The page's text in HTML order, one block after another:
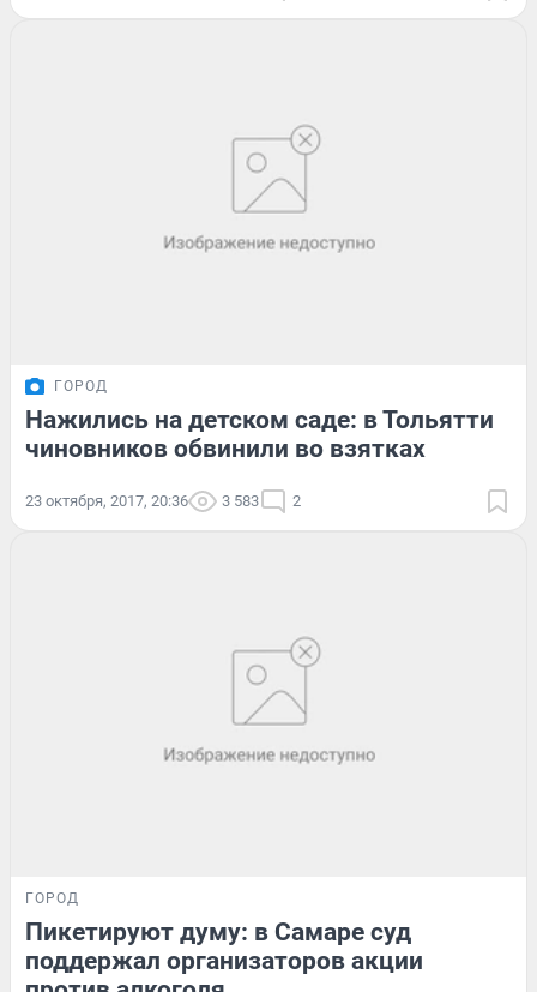
ГОРОД
Нажились на детском саде: в Тольятти
чиновников обвинили во взятках
23 октября, 2017, 20:36 3 583 2
ГОРОД
Пикетируют думу: в Самаре суд
поддержал организаторов акции